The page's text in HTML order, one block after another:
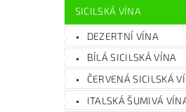
SICILSKÁ VÍNA
DEZERTNÍ VÍNA
BÍLÁ SICILSKÁ VÍNA
ČERVENÁ SICILSKÁ
ITALSKÁ ŠUMIVÁ